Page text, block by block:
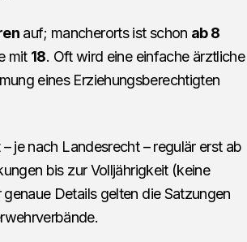
auf; mancherorts ist schon ab 8
mit 18. Oft wird eine einfache ärztliche
eines Erziehungsberechtigten
je nach Landesrecht – regulär erst ab
bis zur Volljährigkeit (keine
Details gelten die Satzungen